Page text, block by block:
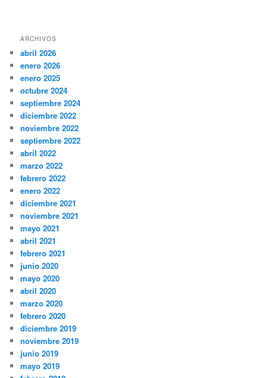
ARCHIVOS
abril 2026
enero 2026
enero 2025
octubre 2024
septiembre 2024
diciembre 2022
noviembre 2022
septiembre 2022
abril 2022
marzo 2022
febrero 2022
enero 2022
diciembre 2021
noviembre 2021
mayo 2021
abril 2021
febrero 2021
junio 2020
mayo 2020
abril 2020
marzo 2020
febrero 2020
diciembre 2019
noviembre 2019
junio 2019
mayo 2019